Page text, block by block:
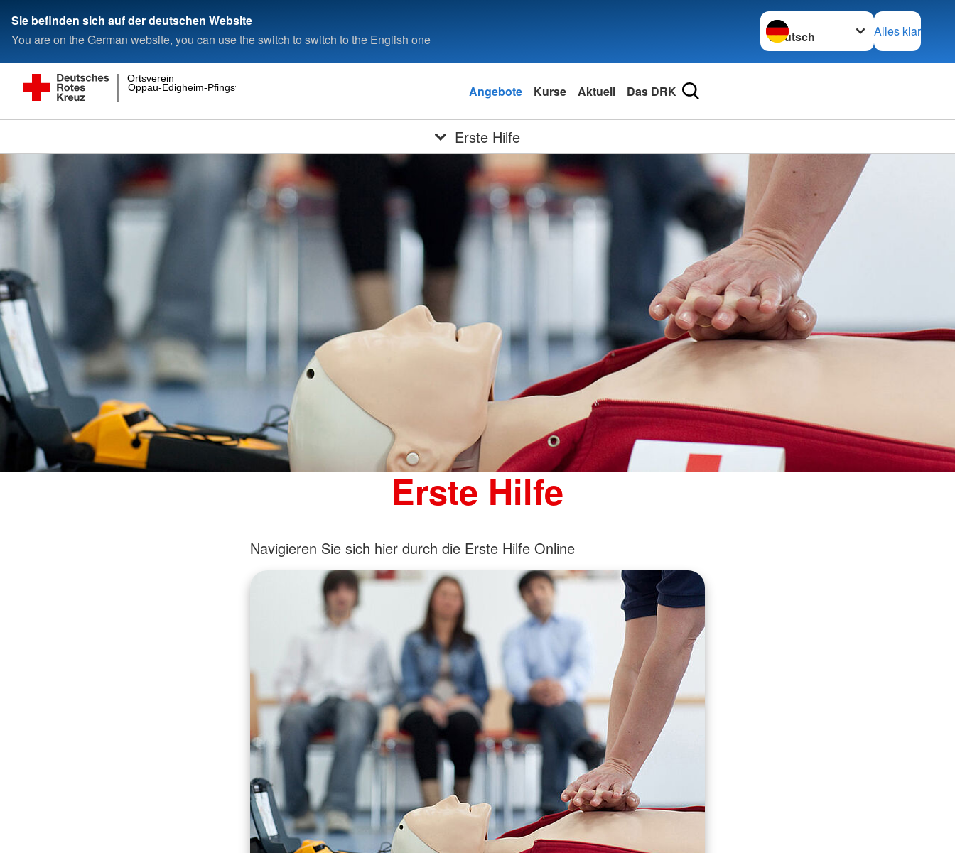
Sie befinden sich auf der deutschen Website
You are on the German website, you can use the switch to switch to the English one
Sprache wechseln zu
Alles klar
Oppau-Edigheim-Pfingstweide e.V.
Ortsverein
Angebote Kurse Aktuell Das DRK
Erste Hilfe
Erste Hilfe
Navigieren Sie sich hier durch die Erste Hilfe Online